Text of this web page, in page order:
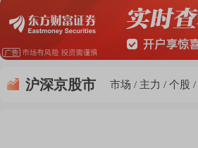
沪深京股市 市场 主力 个股